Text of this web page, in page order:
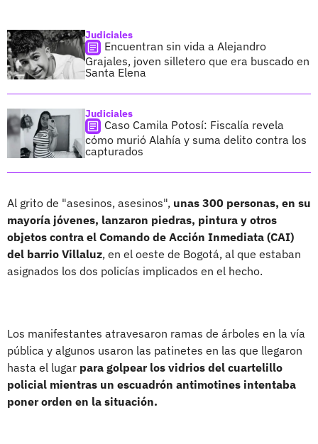
Judiciales
Encuentran sin vida a Alejandro
Grajales, joven silletero que era buscado en
Santa Elena
Judiciales
Caso Camila Potosí: Fiscalía revela
cómo murió Alahía y suma delito contra los
capturados
Al grito de "asesinos, asesinos", unas 300 personas, en su
mayoría jóvenes, lanzaron piedras, pintura y otros
objetos contra el Comando de Acción Inmediata (CAI)
del barrio Villaluz, en el oeste de Bogotá, al que estaban
asignados los dos policías implicados en el hecho.
Los manifestantes atravesaron ramas de árboles en la vía
pública y algunos usaron las patinetes en las que llegaron
hasta el lugar para golpear los vidrios del cuartelillo
policial mientras un escuadrón antimotines intentaba
poner orden en la situación.